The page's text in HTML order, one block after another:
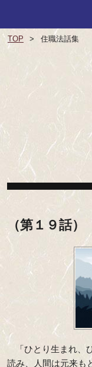
TOP 住職法話集
（第１９話
「ひとり生まれ
読み、人間は元来も